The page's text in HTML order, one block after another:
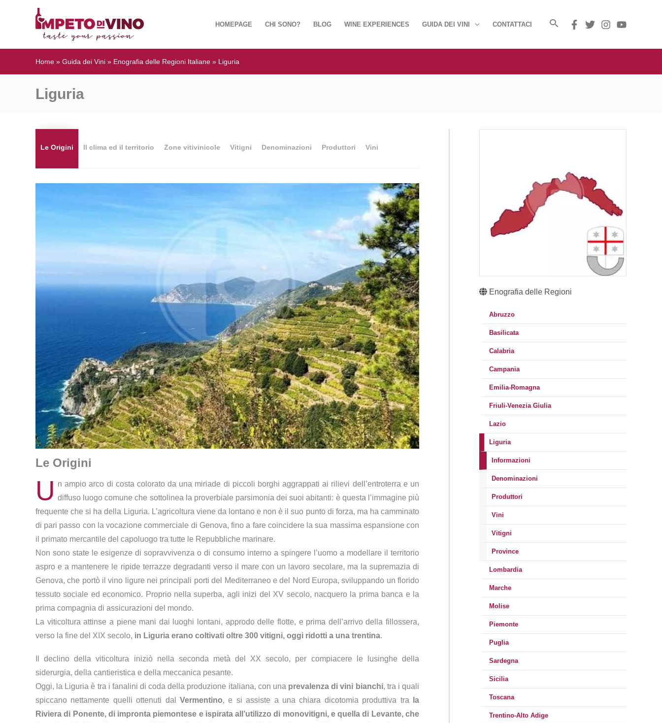
HOMEPAGE CHI SONO? BLOG WINE EXPERIENCES GUIDA DEI VINI CONTATTACI
Home » Guida dei Vini » Enografia delle Regioni Italiane » Liguria
Liguria
Le Origini Il clima ed il territorio Zone vitivinicole Vitigni Denominazioni Produttori Vini
Le Origini
U n ampio arco di costa colorato da una miriade di piccoli borghi aggrappati ai rilievi dell’entroterra e un
diffuso luogo comune che sottolinea la proverbiale parsimonia dei suoi abitanti: è questa l’immagine più
frequente che si ha della Liguria. L’agricoltura viene da lontano e non è il suo punto di forza, ma ha camminato
di pari passo con la vocazione commerciale di Genova, fino a fare coincidere la sua massima espansione con
il primato mercantile del capoluogo tra tutte le Repubbliche marinare.
Non sono state le esigenze di sopravvivenza o di consumo interno a spingere l’uomo a modellare il territorio
aspro e a mantenere le ripide terrazze degradanti verso il mare con un lavoro secolare, ma la supremazia di
Genova, che portò il vino ligure nei principali porti del Mediterraneo e del Nord Europa, sviluppando un florido
tessuto sociale ed economico. Proprio nella superba, agli inizi del XV secolo, nacquero la prima banca e la
prima compagnia di assicurazioni del mondo.
La viticoltura attinse a piene mani dai luoghi lontani, approdo delle flotte, e prima dell’arrivo della fillossera,
verso la fine del XIX secolo, in Liguria erano coltivati oltre 300 vitigni, oggi ridotti a una trentina.
Il declino della viticoltura iniziò nella seconda metà del XX secolo, per compiacere le lusinghe della
siderurgia, della cantieristica e della meccanica pesante.
Oggi, la Liguria è tra i fanalini di coda della produzione italiana, con una prevalenza di vini bianchi, tra i quali
spiccano nettamente quelli ottenuti dal Vermentino, e si assiste a una chiara dicotomia produttiva tra
la
Riviera di Ponente, di impronta piemontese e ispirata all’utilizzo di monovitigni, e quella di Levante, che
Enografia delle Regioni
Abruzzo
Basilicata
Calabria
Campania
Emilia-Romagna
Friuli-Venezia Giulia
Lazio
Liguria
Informazioni
Denominazioni
Produttori
Vini
Vitigni
Province
Lombardia
Marche
Molise
Piemonte
Puglia
Sardegna
Sicilia
Toscana
Trentino-Alto Adige